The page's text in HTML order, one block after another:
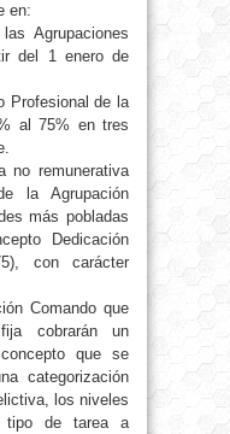
en:
Agrupaciones
del 1 enero de
Profesional de la
al 75% en tres
no remunerativa
la Agrupación
más pobladas
Dedicación
con carácter
Comando que
cobrarán un
que se
categorización
los niveles
tipo de tarea a